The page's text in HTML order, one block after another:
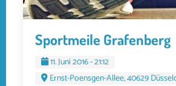
Sportmeile Grafenberg
11. Juni 2016 - 21:12
Ernst-Poensgen-Allee, 40629